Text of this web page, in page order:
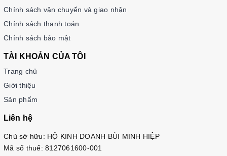
Chính sách vận chuyển và giao nhận
Chính sách thanh toán
Chính sách bảo mật
TÀI KHOẢN CỦA TÔI
Trang chủ
Giới thiệu
Sản phẩm
Liên hệ
Chủ sở hữu: HỘ KINH DOANH BÙI MINH HIỆP
Mã số thuế: 8127061600-001